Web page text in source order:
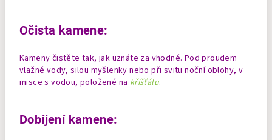
Očista kamene:
Kameny čistěte tak, jak uznáte za vhodné. Pod proudem
vlažné vody, silou myšlenky nebo při svitu noční oblohy, v
misce s vodou, položené na křišťálu.
Dobíjení kamene: